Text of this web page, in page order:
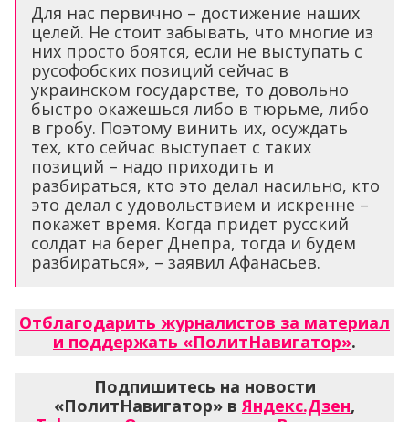
Для нас первично – достижение наших
целей. Не стоит забывать, что многие из
них просто боятся, если не выступать с
русофобских позиций сейчас в
украинском государстве, то довольно
быстро окажешься либо в тюрьме, либо
в гробу. Поэтому винить их, осуждать
тех, кто сейчас выступает с таких
позиций – надо приходить и
разбираться, кто это делал насильно, кто
это делал с удовольствием и искренне –
покажет время. Когда придет русский
солдат на берег Днепра, тогда и будем
разбираться», – заявил Афанасьев.
Отблагодарить журналистов за материал
и поддержать «ПолитНавигатор».
Подпишитесь на новости
«ПолитНавигатор» в Яндекс.Дзен,